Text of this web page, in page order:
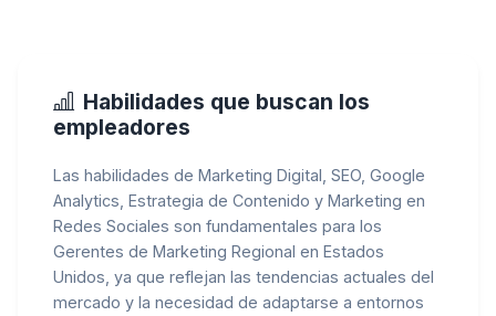
Habilidades que buscan los
empleadores
Las habilidades de Marketing Digital, SEO, Google
Analytics, Estrategia de Contenido y Marketing en
Redes Sociales son fundamentales para los
Gerentes de Marketing Regional en Estados
Unidos, ya que reflejan las tendencias actuales del
mercado y la necesidad de adaptarse a entornos